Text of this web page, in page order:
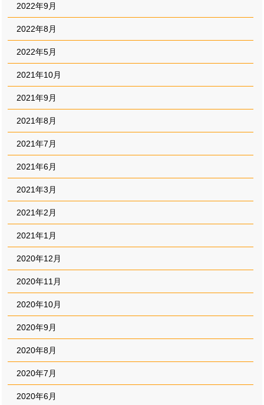
2022年9月
2022年8月
2022年5月
2021年10月
2021年9月
2021年8月
2021年7月
2021年6月
2021年3月
2021年2月
2021年1月
2020年12月
2020年11月
2020年10月
2020年9月
2020年8月
2020年7月
2020年6月